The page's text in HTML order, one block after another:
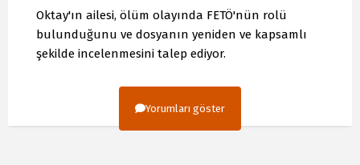
Oktay'ın ailesi, ölüm olayında FETÖ'nün rolü
bulunduğunu ve dosyanın yeniden ve kapsamlı
şekilde incelenmesini talep ediyor.
Yorumları göster